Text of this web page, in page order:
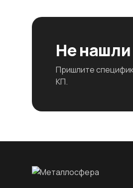
Не
Пришлите
КП.